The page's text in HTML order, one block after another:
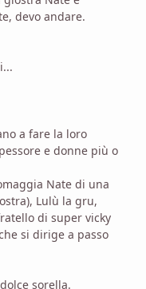
devo andare.
a fare la loro
e donne più o
Nate di una
Lulù la gru,
di super vicky
si dirige a passo
sorella.